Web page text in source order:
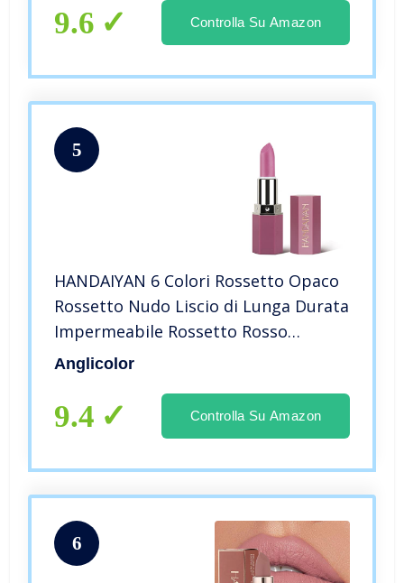
9.6 Controlla Su Amazon
5
HANDAIYAN 6 Colori Rossetto Opaco
Rossetto Nudo Liscio di Lunga Durata
Impermeabile Rossetto Rosso
Pigmentato Trucco Cruelty Free (#02)
Anglicolor
9.4 Controlla Su Amazon
6